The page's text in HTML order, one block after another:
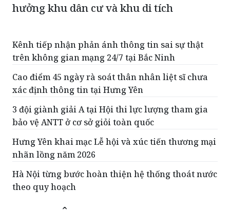
hưởng khu dân cư và khu di tích
Kênh tiếp nhận phản ánh thông tin sai sự thật
trên không gian mạng 24/7 tại Bắc Ninh
Cao điểm 45 ngày rà soát thân nhân liệt sĩ chưa
xác định thông tin tại Hưng Yên
3 đội giành giải A tại Hội thi lực lượng tham gia
bảo vệ ANTT ở cơ sở giỏi toàn quốc
Hưng Yên khai mạc Lễ hội và xúc tiến thương mại
nhãn lồng năm 2026
Hà Nội từng bước hoàn thiện hệ thống thoát nước
theo quy hoạch